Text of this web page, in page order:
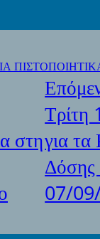
στηγια τα
07/